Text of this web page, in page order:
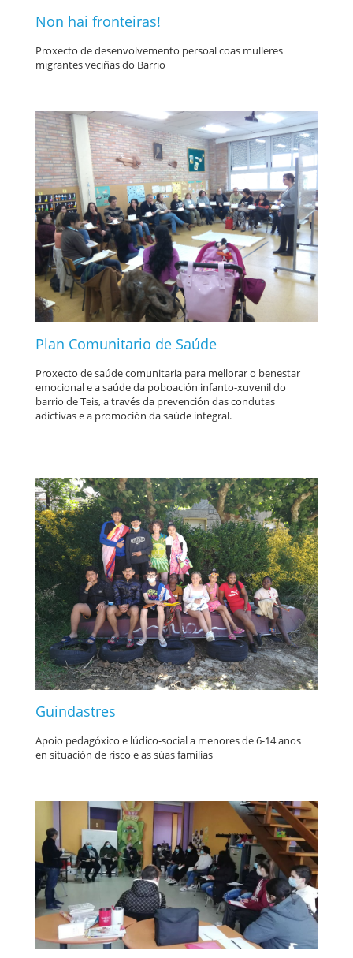
Non hai fronteiras!
Proxecto de desenvolvemento persoal coas mulleres
migrantes veciñas do Barrio
Plan Comunitario de Saúde
Proxecto de saúde comunitaria para mellorar o benestar
emocional e a saúde da poboación infanto-xuvenil do
barrio de Teis, a través da prevención das condutas
adictivas e a promoción da saúde integral.
Guindastres
Apoio pedagóxico e lúdico-social a menores de 6-14 anos
en situación de risco e as súas familias